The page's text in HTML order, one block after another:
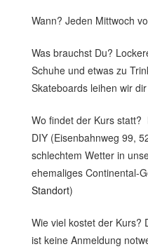
Wann? Jeden Mittwoch
Was brauchst Du?
Schuhe und etwas zu
Skateboards leihen wir
Wo findet der Kurs statt?
DIY (Eisenbahnweg 99,
schlechtem Wetter in
ehemaliges Continental-
Standort)
Wie viel kostet der Kurs?
ist keine Anmeldung